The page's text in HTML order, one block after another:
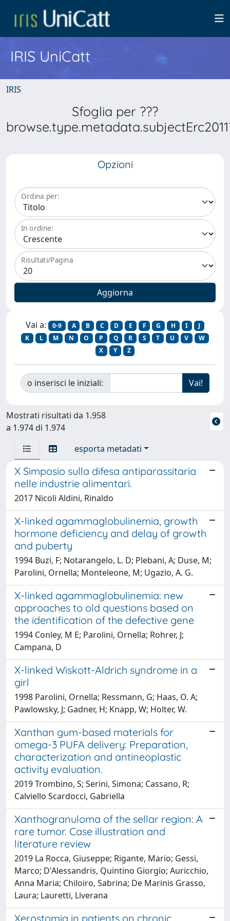
IRIS UniCatt
IRIS
Sfoglia per ???
Opzioni
Ordina per:
In ordine:
Risultati/Pagina
Vai a: 0-9 A B C D E F G H I
J
K
L M N O P Q R S T U V
W
X
Y Z
o inserisci le iniziali:
Mostrati risultati da 1.958
a 1.974 di 1.974
esporta metadati
X Simposio sulla difesa antiparassitaria
nelle industrie alimentari.
2017 Nicoli Aldini, Rinaldo
X-linked agammaglobulinemia, growth
hormone deficiency and delay of growth
and puberty
1994 Buzi, F; Notarangelo, L. D; Plebani, A; Duse, M;
Parolini, Ornella; Monteleone, M; Ugazio, A. G.
X-linked agammaglobulinemia: new
approaches to old questions based on
the identification of the defective gene
1994 Conley, M E; Parolini, Ornella; Rohrer, J;
Campana, D
X-linked Wiskott-Aldrich syndrome in a
girl
1998 Parolini, Ornella; Ressmann, G; Haas, O. A;
Pawlowsky, J; Gadner, H; Knapp, W; Holter, W.
Xanthan gum-based materials for
omega-3 PUFA delivery: Preparation,
characterization and antineoplastic
activity evaluation.
2019 Trombino, S; Serini, Simona; Cassano, R;
Calviello Scardocci, Gabriella
Xanthogranuloma of the sellar region: A
rare tumor. Case illustration and
literature review
2019 La Rocca, Giuseppe; Rigante, Mario; Gessi,
Marco; D'Alessandris, Quintino Giorgio; Auricchio,
Anna Maria; Chiloiro, Sabrina; De Marinis Grasso,
Laura; Lauretti, Liverana
Xerostomia in patients on chronic